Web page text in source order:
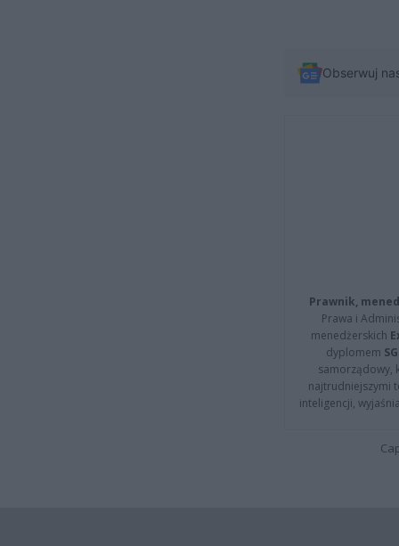
Obserwuj
Prawnik,
Prawa i
menedżerskich
dyplomem
samorządowy,
najtrudniejszymi
inteligencji,